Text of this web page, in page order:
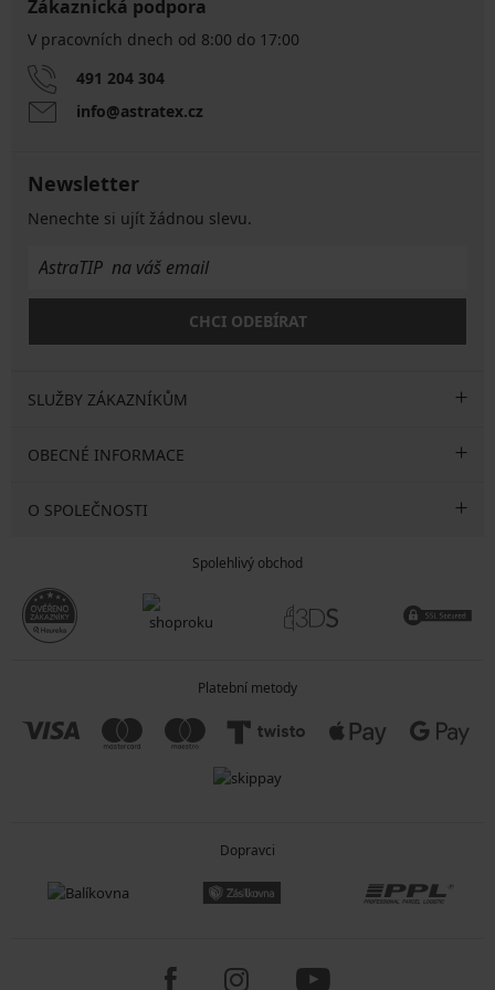
Zákaznická podpora
V pracovních dnech od 8:00 do 17:00
491 204 304
info@astratex.cz
Newsletter
Nenechte si ujít žádnou slevu.
CHCI ODEBÍRAT
SLUŽBY ZÁKAZNÍKŮM
OBECNÉ INFORMACE
O SPOLEČNOSTI
Spolehlivý obchod
Platební metody
Dopravci